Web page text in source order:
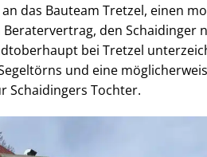
das Bauteam Tretzel, einen
den Schaidinger
bei Tretzel
und eine
Schaidingers Tochter.